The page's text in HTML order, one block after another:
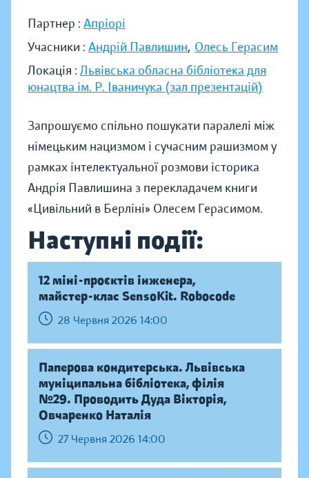
Партнер : Апріорі
Учасники : Андрій Павлишин, Олесь Герасим
Локація : Львівська обласна бібліотека для
юнацтва ім. Р. Іваничука (зал презентацій)
Запрошуємо спільно пошукати паралелі між
німецьким нацизмом і сучасним рашизмом у
рамках інтелектуальної розмови історика
Андрія Павлишина з перекладачем книги
«Цивільний в Берліні» Олесем Герасимом.
Наступні події:
12 міні-проєктів інженера,
майстер-клас SensoKit. Robocode
28 Червня 2026 14:00
Паперова кондитерська. Львівська
муніципальна бібліотека, філія
№29. Проводить Дуда Вікторія,
Овчаренко Наталія
27 Червня 2026 14:00